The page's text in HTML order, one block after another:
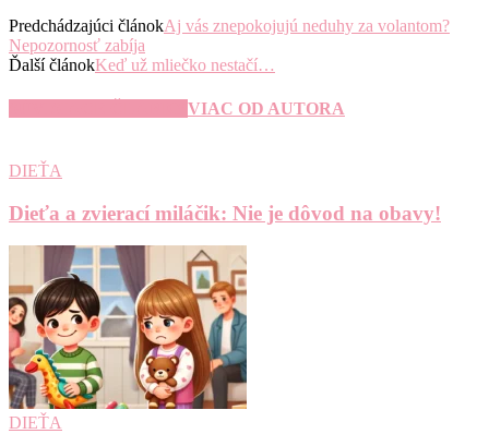
Predchádzajúci článokAj vás znepokojujú neduhy za volantom?
Nepozornosť zabíja
Ďalší článokKeď už mliečko nestačí…
VIAC OD AUTORA
DIEŤA
Dieťa a zvierací miláčik: Nie je dôvod na obavy!
DIEŤA